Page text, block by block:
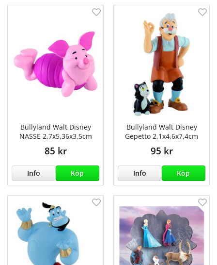
Bullyland Walt Disney
NASSE 2,7x5,36x3,5cm
85 kr
Info Köp
Bullyland Walt Disney
Gepetto 2,1x4,6x7,4cm
95 kr
Info Köp